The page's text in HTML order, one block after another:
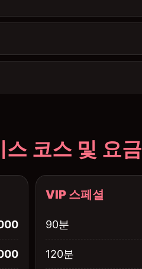
스 코스 및 요금
VIP 스페셜
90분
120분